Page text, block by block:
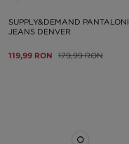
SUPPLY&DEMAND PANTALONI
JEANS DENVER
119,99 RON 179,99 RON